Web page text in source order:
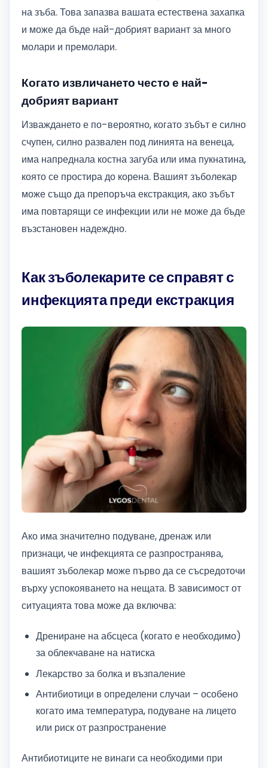
на зъба. Това запазва вашата естествена захапка
и може да бъде най-добрият вариант за много
молари и премолари.
Когато извличането често е най-
добрият вариант
Изваждането е по-вероятно, когато зъбът е силно
счупен, силно развален под линията на венеца,
има напреднала костна загуба или има пукнатина,
която се простира до корена. Вашият зъболекар
може също да препоръча екстракция, ако зъбът
има повтарящи се инфекции или не може да бъде
възстановен надеждно.
Как зъболекарите се справят с
инфекцията преди екстракция
Ако има значително подуване, дренаж или
признаци, че инфекцията се разпространява,
вашият зъболекар може първо да се съсредоточи
върху успокояването на нещата. В зависимост от
ситуацията това може да включва:
Дрениране на абсцеса (когато е необходимо)
за облекчаване на натиска
Лекарство за болка и възпаление
Антибиотици в определени случаи – особено
когато има температура, подуване на лицето
или риск от разпространение
Антибиотиците не винаги са необходими при